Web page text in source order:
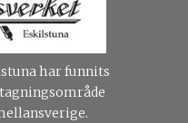
har funnits